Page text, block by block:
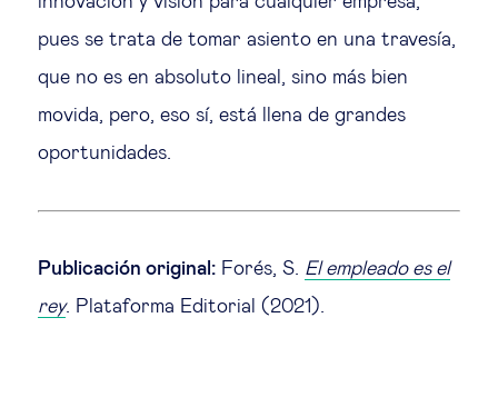
pues se trata de tomar asiento en una travesía,
que no es en absoluto lineal, sino más bien
movida, pero, eso sí, está llena de grandes
oportunidades.
Publicación original: Forés, S. El empleado es el
rey. Plataforma Editorial (2021).